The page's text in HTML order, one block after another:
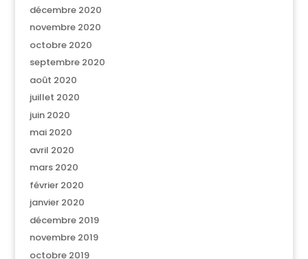
décembre 2020
novembre 2020
octobre 2020
septembre 2020
août 2020
juillet 2020
juin 2020
mai 2020
avril 2020
mars 2020
février 2020
janvier 2020
décembre 2019
novembre 2019
octobre 2019